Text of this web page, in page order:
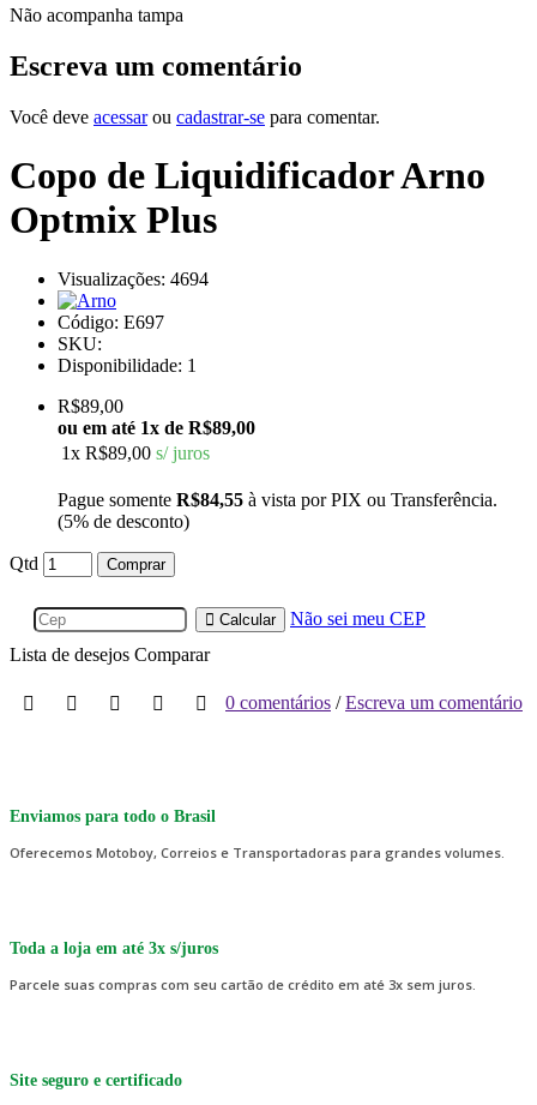
Não acompanha tampa
Escreva um comentário
Você deve acessarou cadastrar-se para comentar.
Copo de Liquidificador Arno
Optmix Plus
Visualizações: 4694
Código: E697
SKU:
Disponibilidade: 1
R$89,00
ou em até 1x de R$89,00
1x R$89,00 s/ juros
Pague somente R$84,55 à vista por PIX ou Transferência.
(5% de desconto)
Qtd Comprar
Calcular
Não sei meu CEP
Lista de desejos Comparar
0 comentários /Escreva um comentário
Enviamos para todo o Brasil
Oferecemos Motoboy, Correios e Transportadoras para grandes volumes.
Toda a loja em até 3x s/juros
Parcele suas compras com seu cartão de crédito em até 3x sem juros.
Site seguro e certificado